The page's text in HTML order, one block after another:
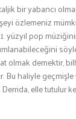
bir yabancı
özlemeniz
yüzyıl pop
olmak demektir,
Bu haliyle geçmişle
elle tutulur